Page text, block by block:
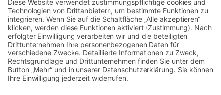
Nützliche Links